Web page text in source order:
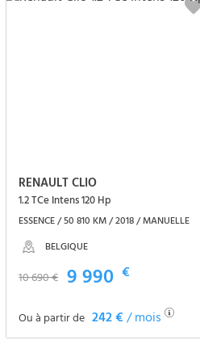
RENAULT CLIO
1.2 TCe Intens 120 Hp
ESSENCE / 50 810 KM / 2018 / MANUELLE
BELGIQUE
10 690 € 9 990 €
Ou à partir de 242 €/ mois